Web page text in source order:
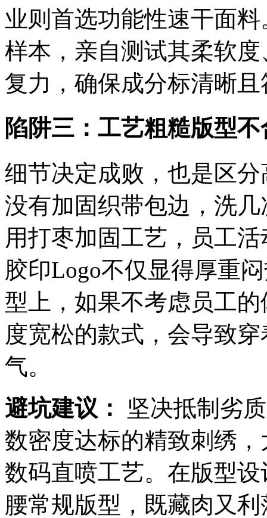
业则首选功能性速干面
样本，亲自测试其柔软
复力，确保成分标清晰
陷阱三：工艺粗糙版型
细节决定成败，也是区
没有加固织带包边，洗
用打枣加固工艺，员工
胶印Logo不仅显得厚重
型上，如果不考虑员工
度宽松的款式，会导致
气。
避坑建议：
坚决抵制劣
数密度达标的精致刺绣
数码直喷工艺。在版型
腰常规版型，既藏肉又